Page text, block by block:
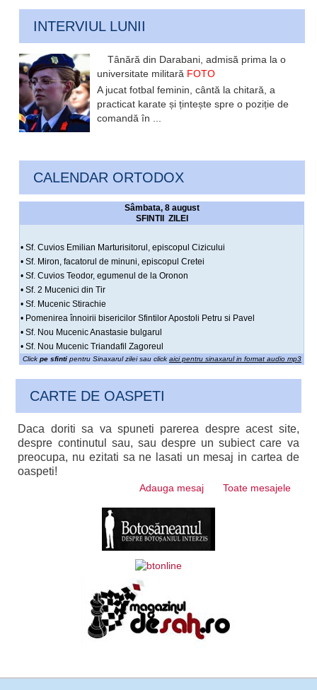
INTERVIUL LUNII
Tânără din Darabani, admisă prima la o
universitate militară FOTO
A jucat fotbal feminin, cântă la chitară, a
practicat karate și țintește spre o poziție de
comandă în ...
CALENDAR ORTODOX
Sâmbata, 8 august
SFINTII ZILEI
• Sf. Cuvios Emilian Marturisitorul, episcopul Cizicului
• Sf. Miron, facatorul de minuni, episcopul Cretei
• Sf. Cuvios Teodor, egumenul de la Oronon
• Sf. 2 Mucenici din Tir
• Sf. Mucenic Stirachie
• Pomenirea înnoirii bisericilor Sfintilor Apostoli Petru si Pavel
• Sf. Nou Mucenic Anastasie bulgarul
• Sf. Nou Mucenic Triandafil Zagoreul
Click pe sfintipentru Sinaxarul zilei sau click aici pentru sinaxarul in format audio mp3
CARTE DE OASPETI
Daca doriti sa va spuneti parerea despre acest site,
despre continutul sau, sau despre un subiect care va
preocupa, nu ezitati sa ne lasati un mesaj in cartea de
oaspeti!
Adauga mesaj Toate mesajele